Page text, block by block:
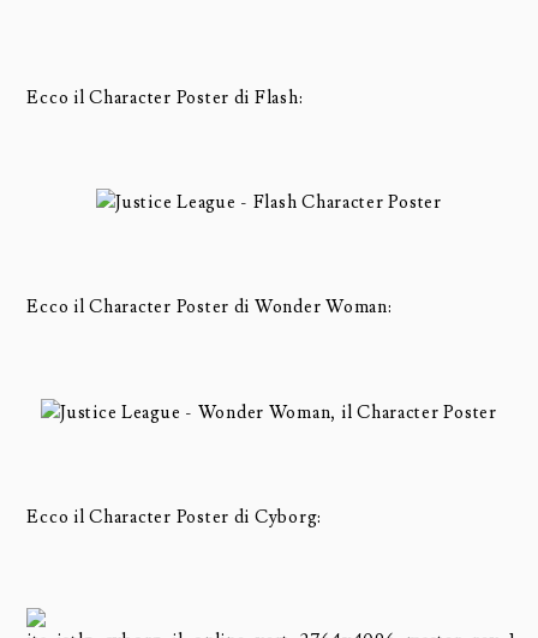
Ecco il Character Poster di Flash:
Ecco il Character Poster di Wonder Woman:
Ecco il Character Poster di Cyborg: